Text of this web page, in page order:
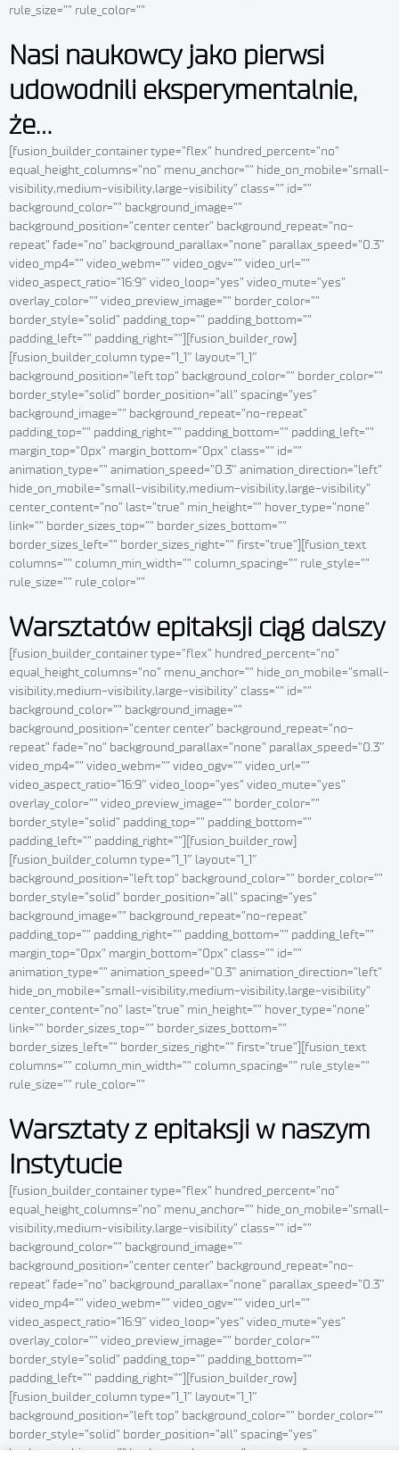
rule_size=”” rule_color=””
Nasi naukowcy jako pierwsi
udowodnili eksperymentalnie,
że…
[fusion_builder_container type=”flex” hundred_percent=”no”
equal_height_columns=”no” menu_anchor=”” hide_on_mobile=”small-
visibility,medium-visibility,large-visibility” class=”” id=””
background_color=”” background_image=””
background_position=”center center” background_repeat=”no-
repeat” fade=”no” background_parallax=”none” parallax_speed=”0.3″
video_mp4=”” video_webm=”” video_ogv=”” video_url=””
video_aspect_ratio=”16:9″ video_loop=”yes” video_mute=”yes”
overlay_color=”” video_preview_image=”” border_color=””
border_style=”solid” padding_top=”” padding_bottom=””
padding_left=”” padding_right=””][fusion_builder_row]
[fusion_builder_column type=”1_1″ layout=”1_1″
background_position=”left top” background_color=”” border_color=””
border_style=”solid” border_position=”all” spacing=”yes”
background_image=”” background_repeat=”no-repeat”
padding_top=”” padding_right=”” padding_bottom=”” padding_left=””
margin_top=”0px” margin_bottom=”0px” class=”” id=””
animation_type=”” animation_speed=”0.3″ animation_direction=”left”
hide_on_mobile=”small-visibility,medium-visibility,large-visibility”
center_content=”no” last=”true” min_height=”” hover_type=”none”
link=”” border_sizes_top=”” border_sizes_bottom=””
border_sizes_left=”” border_sizes_right=”” first=”true”][fusion_text
columns=”” column_min_width=”” column_spacing=”” rule_style=””
rule_size=”” rule_color=””
Warsztatów epitaksji ciąg dalszy
[fusion_builder_container type=”flex” hundred_percent=”no”
equal_height_columns=”no” menu_anchor=”” hide_on_mobile=”small-
visibility,medium-visibility,large-visibility” class=”” id=””
background_color=”” background_image=””
background_position=”center center” background_repeat=”no-
repeat” fade=”no” background_parallax=”none” parallax_speed=”0.3″
video_mp4=”” video_webm=”” video_ogv=”” video_url=””
video_aspect_ratio=”16:9″ video_loop=”yes” video_mute=”yes”
overlay_color=”” video_preview_image=”” border_color=””
border_style=”solid” padding_top=”” padding_bottom=””
padding_left=”” padding_right=””][fusion_builder_row]
[fusion_builder_column type=”1_1″ layout=”1_1″
background_position=”left top” background_color=”” border_color=””
border_style=”solid” border_position=”all” spacing=”yes”
background_image=”” background_repeat=”no-repeat”
padding_top=”” padding_right=”” padding_bottom=”” padding_left=””
margin_top=”0px” margin_bottom=”0px” class=”” id=””
animation_type=”” animation_speed=”0.3″ animation_direction=”left”
hide_on_mobile=”small-visibility,medium-visibility,large-visibility”
center_content=”no” last=”true” min_height=”” hover_type=”none”
link=”” border_sizes_top=”” border_sizes_bottom=””
border_sizes_left=”” border_sizes_right=”” first=”true”][fusion_text
columns=”” column_min_width=”” column_spacing=”” rule_style=””
rule_size=”” rule_color=””
Warsztaty z epitaksji w naszym
Instytucie
[fusion_builder_container type=”flex” hundred_percent=”no”
equal_height_columns=”no” menu_anchor=”” hide_on_mobile=”small-
visibility,medium-visibility,large-visibility” class=”” id=””
background_color=”” background_image=””
background_position=”center center” background_repeat=”no-
repeat” fade=”no” background_parallax=”none” parallax_speed=”0.3″
video_mp4=”” video_webm=”” video_ogv=”” video_url=””
video_aspect_ratio=”16:9″ video_loop=”yes” video_mute=”yes”
overlay_color=”” video_preview_image=”” border_color=””
border_style=”solid” padding_top=”” padding_bottom=””
padding_left=”” padding_right=””][fusion_builder_row]
[fusion_builder_column type=”1_1″ layout=”1_1″
background_position=”left top” background_color=”” border_color=””
border_style=”solid” border_position=”all” spacing=”yes”
background_image=”” background_repeat=”no-repeat”